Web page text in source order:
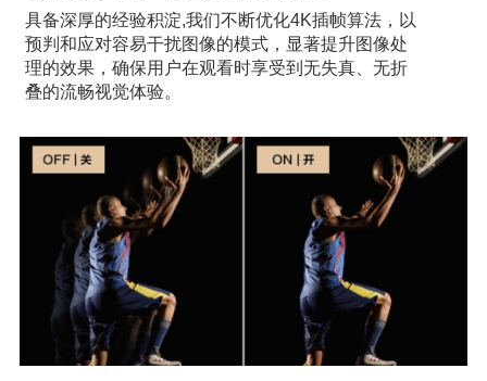
具备深厚的经验积淀,我们不断优化4K插帧算法，以
预判和应对容易干扰图像的模式，显著提升图像处
理的效果，确保用户在观看时享受到无失真、无折
叠的流畅视觉体验。